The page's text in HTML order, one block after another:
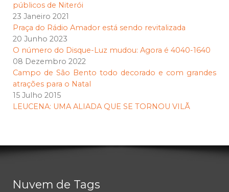
públicos de Niterói
23 Janeiro 2021
Praça do Rádio Amador está sendo revitalizada
20 Junho 2023
O número do Disque-Luz mudou: Agora é 4040-1640
08 Dezembro 2022
Campo de São Bento todo decorado e com grandes
atrações para o Natal
15 Julho 2015
LEUCENA: UMA ALIADA QUE SE TORNOU VILÃ
Nuvem de Tags